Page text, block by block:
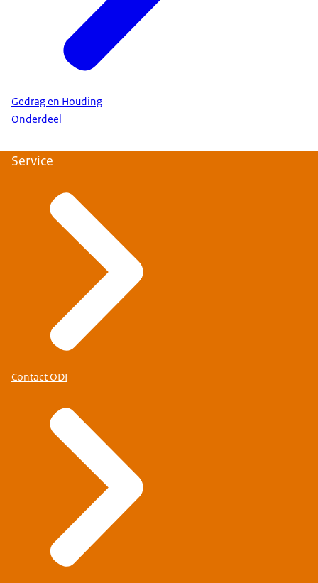
Gedrag en Houding
Onderdeel
Service
Contact ODI